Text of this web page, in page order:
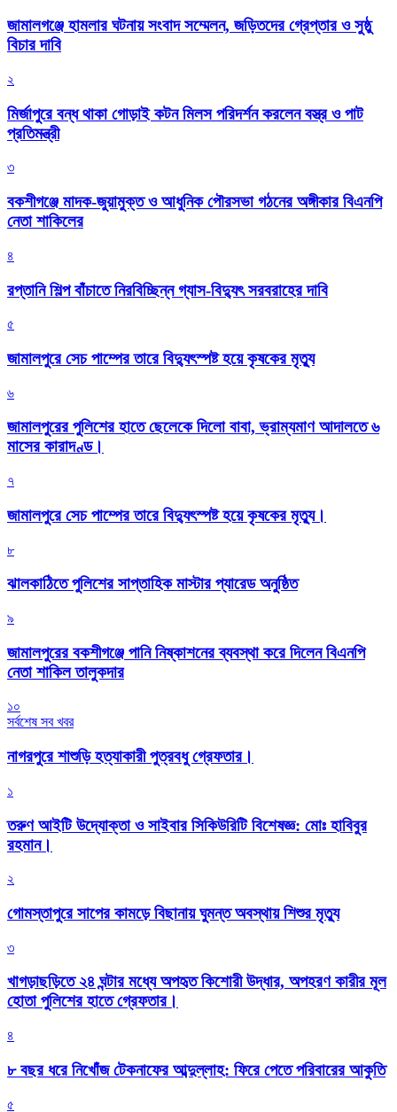
জামালগঞ্জে হামলার ঘটনায় সংবাদ সম্মেলন, জড়িতদের গ্রেপ্তার ও সুষ্ঠু
বিচার দাবি
২
মির্জাপুরে বন্ধ থাকা গোড়াই কটন মিলস পরিদর্শন করলেন বস্ত্র ও পাট
প্রতিমন্ত্রী
৩
বকশীগঞ্জে মাদক-জুয়ামুক্ত ও আধুনিক পৌরসভা গঠনের অঙ্গীকার বিএনপি
নেতা শাকিলের
৪
রপ্তানি শিল্প বাঁচাতে নিরবিচ্ছিন্ন গ্যাস-বিদ্যুৎ সরবরাহের দাবি
৫
জামালপুরে সেচ পাম্পের তারে বিদ্যুৎস্পষ্ট হয়ে কৃষকের মৃত্যু
৬
জামালপুরের পুলিশের হাতে ছেলেকে দিলো বাবা, ভ্রাম্যমাণ আদালতে ৬
মাসের কারাদণ্ড।
৭
জামালপুরে সেচ পাম্পের তারে বিদ্যুৎস্পষ্ট হয়ে কৃষকের মৃত্যু।
৮
‎ঝালকাঠিতে পুলিশের সাপ্তাহিক মাস্টার প্যারেড অনুষ্ঠিত
৯
জামালপুরের বকশীগঞ্জে পানি নিষ্কাশনের ব্যবস্থা করে দিলেন বিএনপি
নেতা শাকিল তালুকদার
১০
সর্বশেষ সব খবর
নাগরপুরে শাশুড়ি হত্যাকারী পুত্রবধু গ্রেফতার।
১
তরুণ আইটি উদ্যোক্তা ও সাইবার সিকিউরিটি বিশেষজ্ঞ: মোঃ হাবিবুর
রহমান।
২
গোমস্তাপুরে সাপের কামড়ে বিছানায় ঘুমন্ত অবস্থায় শিশুর মৃত্যু
৩
খাগড়াছড়িতে ২৪ ঘন্টার মধ্যে অপহৃত কিশোরী উদ্ধার, অপহরণ কারীর মূল
হোতা পুলিশের হাতে গ্রেফতার।
৪
৮ বছর ধরে নিখোঁজ টেকনাফের আব্দুল্লাহ: ফিরে পেতে পরিবারের আকুতি
৫